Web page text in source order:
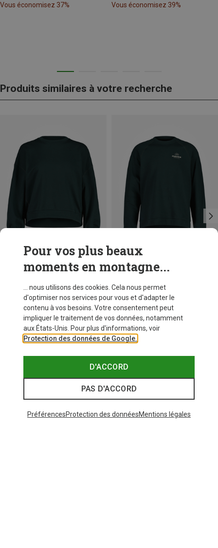
Vous économisez 37% Vous économisez 39%
Produits similaires à votre recherche
Vous économisez 37% Vous économisez 39%
Pour vos plus beaux
moments en montagne...
... nous utilisons des cookies. Cela nous permet
d'optimiser nos services pour vous et d'adapter le
contenu à vos besoins. Votre consentement peut
impliquer le traitement de vos données, notamment
aux États-Unis. Pour plus d'informations, voir
Protection des données de Google.
D'ACCORD
PAS D'ACCORD
PréférencesProtection des donnéesMentions légales